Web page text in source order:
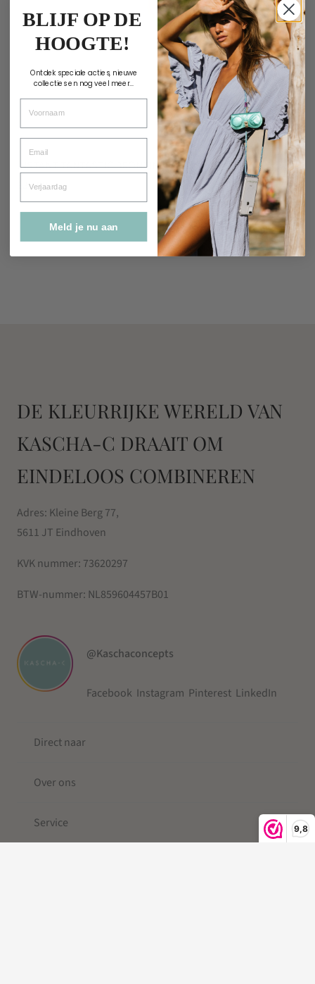
9,8
INSTANT TANTASTIC BRONZING FOAM
36.00
DE KLEURRIJKE WERELD VAN
KASCHA-C DRAAIT OM
EINDELOOS COMBINEREN
Adres: Kleine Berg 77,
5611 JT Eindhoven
KVK nummer: 73620297
BTW-nummer: NL859604457B01
@Kaschaconcepts
Facebook Instagram Pinterest LinkedIn
Direct naar
Over ons
Service
BLIJF OP DE
HOOGTE!
Ontdek speciale acties, nieuwe
collecties en nog veel meer...
Voornaam
Email
Verjaardag
Meld je nu aan